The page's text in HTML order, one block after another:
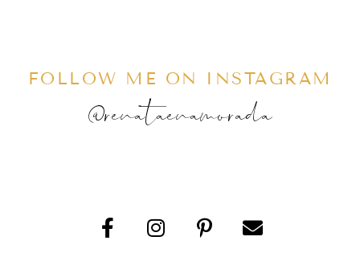
FOLLOW ME ON INSTAGRAM
@renataenamorada